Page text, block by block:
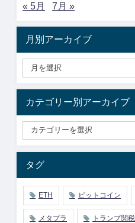
« 5月
7月 »
月別アーカイブ
カテゴリー別アーカイブ
タグ
ETH ビットコイン
メタプラ トランプ関税